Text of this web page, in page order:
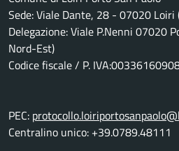
Sede: Viale Dante, 28 - 07020 Loiri
Delegazione: Viale P.Nenni 07020
Nord-Est)
Codice fiscale / P.
PEC:
Centralino unico: +39.0789.48111